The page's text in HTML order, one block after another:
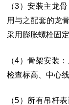
（3）安装主龙
用与之配套的龙
采用膨胀螺栓固
（4）骨架安装
检查标高、中心线
（5）所有吊杆